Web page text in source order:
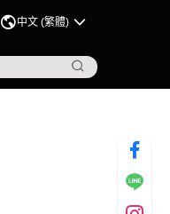
中文 (繁體)